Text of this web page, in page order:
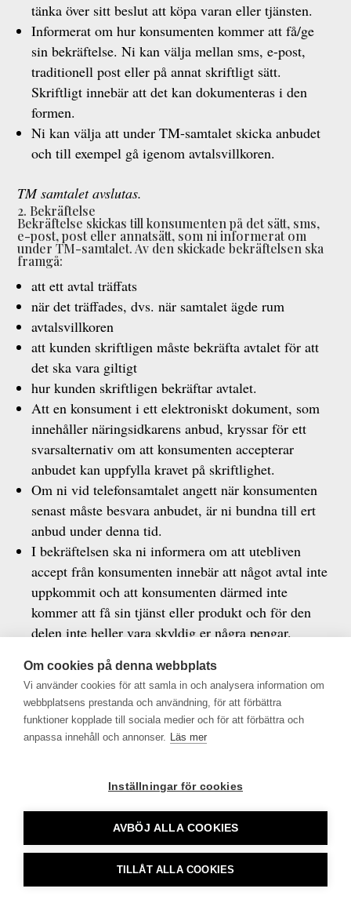
tänka över sitt beslut att köpa varan eller tjänsten.
Informerat om hur konsumenten kommer att få/ge
sin bekräftelse. Ni kan välja mellan sms, e-post,
traditionell post eller på annat skriftligt sätt.
Skriftligt innebär att det kan dokumenteras i den
formen.
Ni kan välja att under TM-samtalet skicka anbudet
och till exempel gå igenom avtalsvillkoren.
TM samtalet avslutas.
2. Bekräftelse
Bekräftelse skickas till konsumenten på det sätt, sms,
e-post, post eller annatsätt, som ni informerat om
under TM-samtalet. Av den skickade bekräftelsen ska
framgå:
att ett avtal träffats
när det träffades, dvs. när samtalet ägde rum
avtalsvillkoren
att kunden skriftligen måste bekräfta avtalet för att
det ska vara giltigt
hur kunden skriftligen bekräftar avtalet.
Att en konsument i ett elektroniskt dokument, som
innehåller näringsidkarens anbud, kryssar för ett
svarsalternativ om att konsumenten accepterar
anbudet kan uppfylla kravet på skriftlighet.
Om ni vid telefonsamtalet angett när konsumenten
senast måste besvara anbudet, är ni bundna till ert
anbud under denna tid.
I bekräftelsen ska ni informera om att utebliven
accept från konsumenten innebär att något avtal inte
uppkommit och att konsumenten därmed inte
kommer att få sin tjänst eller produkt och för den
delen inte heller vara skyldig er några pengar.
genomföra påminnelsesamtal. Dessa samtal får inte
vara påtryckande eller ge konsumenten
uppfattningen om att det finns ett bindande avtal
eller
Om cookies på denna webbplats
Vi använder cookies för att samla in och analysera information om
webbplatsens prestanda och användning, för att förbättra
funktioner kopplade till sociala medier och för att förbättra och
anpassa innehåll och annonser. Läs mer
Inställningar för cookies
AVBÖJ ALLA COOKIES
TILLÅT ALLA COOKIES